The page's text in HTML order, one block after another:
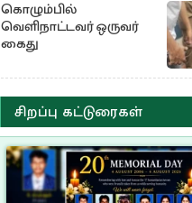
கொழும்பில்
வெளிநாட்டவர் ஒருவர்
கைது
சிறப்பு கட்டுரைகள்